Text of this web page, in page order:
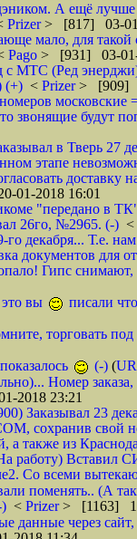
А ещё лучше
Prizer> [817] 03-
мало, для такой
Pago > [931] 03-01-
с МТС (Ред
(+) < Prizer> [909]
московские
звонящие будут
в Тверь 27
этапе
доставку
01-2018 16:01
"передано в
26го, №2965. (-) <
го декабря... Т.е.
документов для
Гипс снимают,
вы
писали
торговать
(-) (
Номер
2018 23:21
Заказывал 23
сохранив свой
а также из
работу) Вставил
Со всеми
поменять.. (А
< Prizer> [1163]
данные через